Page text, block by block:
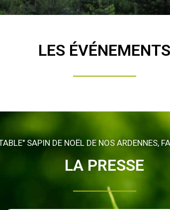
LES ÉVÉNEMENTS
SAPIN DE NOËL DE NOS ARDENNES,
LA PRESSE